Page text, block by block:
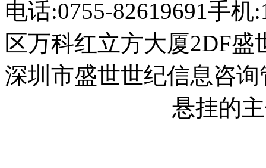
电话:0755-82619691手机
区万科红立方大厦2DF盛
深圳市盛世世纪信息咨
悬挂的